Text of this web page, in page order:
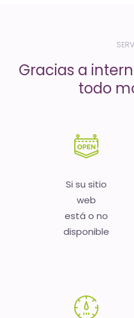
oro
Gracias a
todo
Si su sitio
web
está o no
disponible